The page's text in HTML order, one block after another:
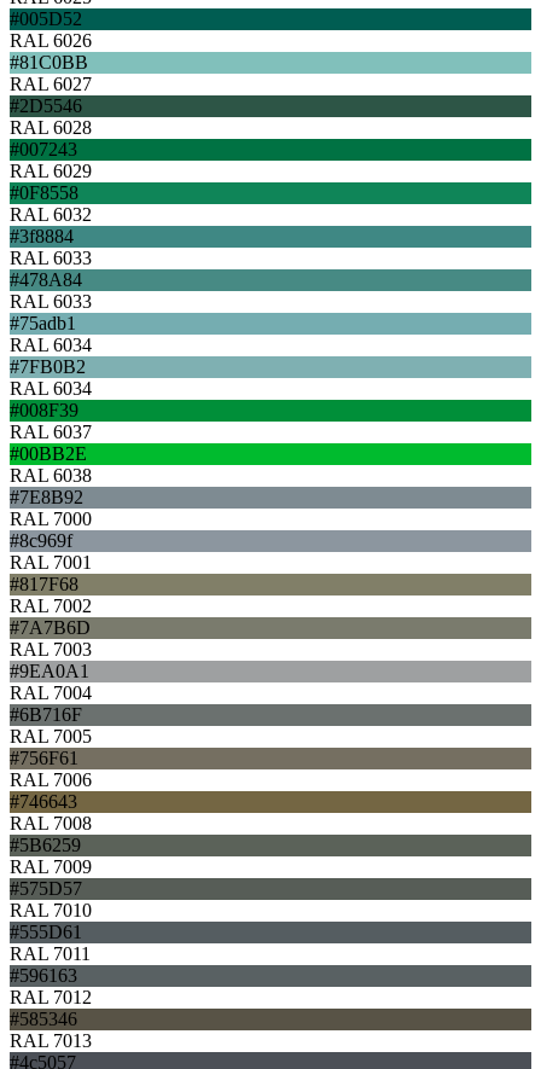
#005D52
RAL 6026
#81C0BB
RAL 6027
#2D5546
RAL 6028
#007243
RAL 6029
#0F8558
RAL 6032
#3f8884
RAL 6033
#478A84
RAL 6033
#75adb1
RAL 6034
#7FB0B2
RAL 6034
#008F39
RAL 6037
#00BB2E
RAL 6038
#7E8B92
RAL 7000
#8c969f
RAL 7001
#817F68
RAL 7002
#7A7B6D
RAL 7003
#9EA0A1
RAL 7004
#6B716F
RAL 7005
#756F61
RAL 7006
#746643
RAL 7008
#5B6259
RAL 7009
#575D57
RAL 7010
#555D61
RAL 7011
#596163
RAL 7012
#585346
RAL 7013
#4c5057